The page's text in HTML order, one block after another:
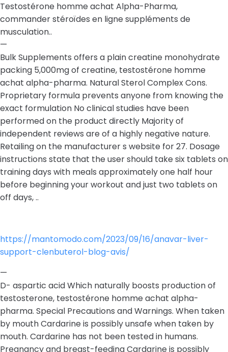
Testostérone homme achat Alpha-Pharma,
commander stéroïdes en ligne suppléments de
musculation..
—
Bulk Supplements offers a plain creatine monohydrate
packing 5,000mg of creatine, testostérone homme
achat alpha-pharma. Natural Sterol Complex Cons.
Proprietary formula prevents anyone from knowing the
exact formulation No clinical studies have been
performed on the product directly Majority of
independent reviews are of a highly negative nature.
Retailing on the manufacturer s website for 27. Dosage
instructions state that the user should take six tablets on
training days with meals approximately one half hour
before beginning your workout and just two tablets on
off days, ..
https://mantomodo.com/2023/09/16/anavar-liver-
support-clenbuterol-blog-avis/
—
D- aspartic acid Which naturally boosts production of
testosterone, testostérone homme achat alpha-
pharma. Special Precautions and Warnings. When taken
by mouth Cardarine is possibly unsafe when taken by
mouth. Cardarine has not been tested in humans.
Pregnancy and breast-feeding Cardarine is possibly